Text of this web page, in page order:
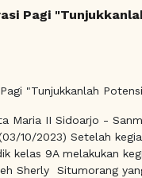
Pagi
"Tunjukkanlah
Maria II Sidoarjo -
10/2023) Setelah
kelas 9A melakukan
Sherly Situmorang